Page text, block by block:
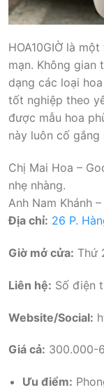
HOA10GIỜ là
mạn. Không gian
dạng các loại
tốt nghiệp theo
được mẫu hoa
này luôn cố
Chị Mai Hoa –
nhẹ nhàng.
Anh Nam Khánh
Địa chỉ: 26 P.
Giờ mở cửa: Thứ
Liên hệ: Số điện
Website/Social:
Giá cả: 300.000-
Ưu điểm: